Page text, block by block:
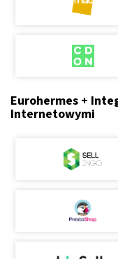
Eurohermes +
Internetowymi